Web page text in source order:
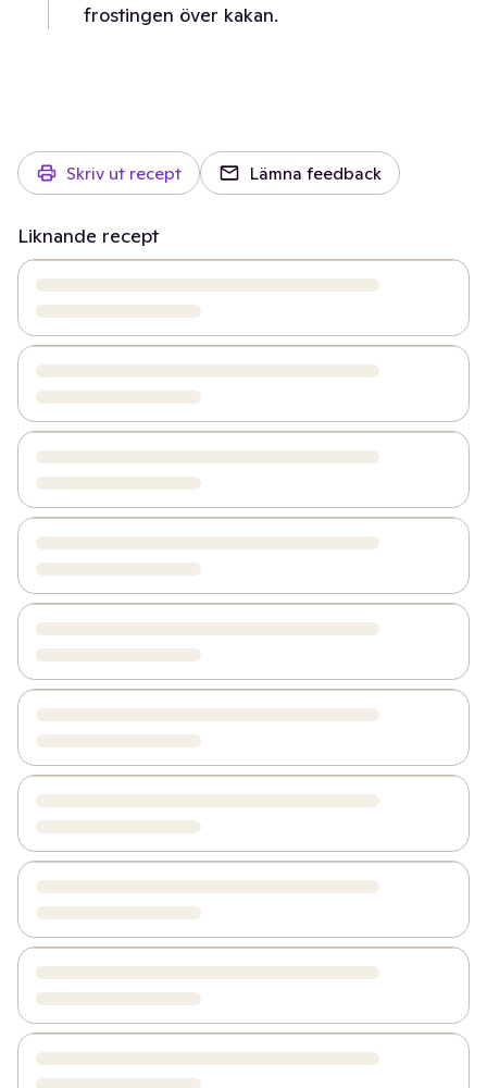
frostingen över kakan.
Skriv ut recept Lämna feedback
Liknande recept